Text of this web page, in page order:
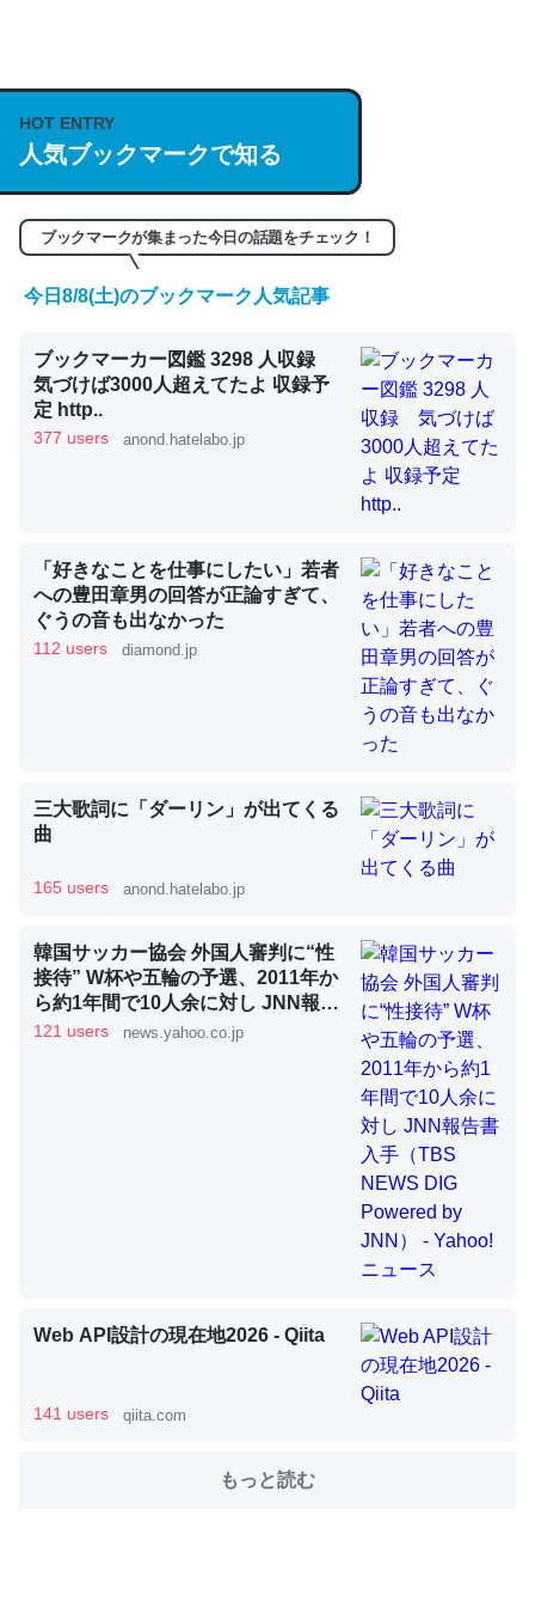
説してる記事が少ないので貴重な良記事。/続編来た
https://isobe324649.hatenablog.com/entry/2023/03/27
/064121
─GPTの仕組みと限界についての考察（１） - conceptualization
くらい。小説でいう「ずっと前の伏線」は回収されないけ
ど、短期記憶というには多い分量。進化すればするほど分
かりやすく強くなりそう
─GPTの仕組みと限界についての考察（１） - conceptualization
昆虫ってカルシウム少ないのか。知らんかった。調べたら
コオロギのカルシウム分はエビの600分の1程度。
─ニュース :: 【研究発表】昆虫学の大問題＝「昆虫はなぜ海にいな
論文では「淡水はカルシウムも酸素も不足してて両方に不
利だから両方が拮抗してるのでは」とあって面白い。海に
ずキチンを強化してる筈だが、酵素が違うのか？
─ニュース :: 【研究発表】昆虫学の大問題＝「昆虫はなぜ海にいな
いのか」に関する新仮説
これを元に考えるとカルシウムを大量に使う脊椎動物と貝
類は苦労してるんだな…。腹足類だと殻を無くしてナメク
─ニュース :: 【研究発表】昆虫学の大問題＝「昆虫はなぜ海にいな
ウチもEchoを実家に置いて４年。でたまに覗いてる。ぼ
位置情報を共有してる。電池残量や充電中かが分かるので
HOT ENTRY
人気ブックマークで知る
ブックマークが集まった今日の話題をチェック！
今日8/8(土)のブックマーク人気記事
ブックマーカー図鑑 3298 人収録
気づけば3000人超えてたよ 収録予
定 http..
377 users anond.hatelabo.jp
「好きなことを仕事にしたい」若者
への豊田章男の回答が正論すぎて、
ぐうの音も出なかった
112 users diamond.jp
三大歌詞に「ダーリン」が出てくる
曲
165 users anond.hatelabo.jp
韓国サッカー協会 外国人審判に“性
接待” W杯や五輪の予選、2011年か
ら約1年間で10人余に対し JNN報告
書入手（TBS NEWS DIG Powered
121 users news.yahoo.co.jp
Web API設計の現在地2026 - Qiita
141 users qiita.com
もっと読む